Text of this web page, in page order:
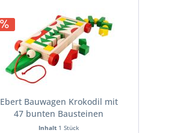
Ebert Bauwagen Krokodil mit
47 bunten Bausteinen
Inhalt 1 Stück